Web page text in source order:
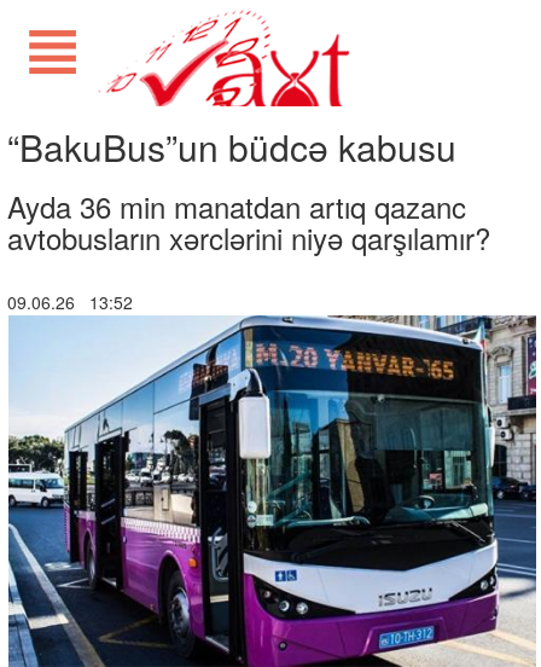
“BakuBus”un büdcə kabusu
Ayda 36 min manatdan artıq qazanc
avtobusların xərclərini niyə qarşılamır?
09.06.26 13:52